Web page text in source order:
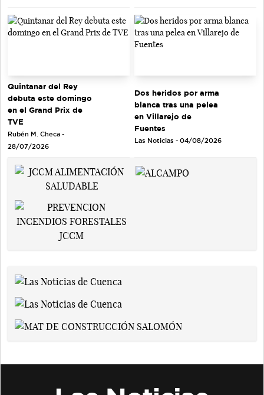
Quintanar del Rey
debuta este domingo
en el Grand Prix de
TVE
Rubén M. Checa -
28/07/2026
Dos heridos por arma
blanca tras una pelea
en Villarejo de
Fuentes
Las Noticias - 04/08/2026